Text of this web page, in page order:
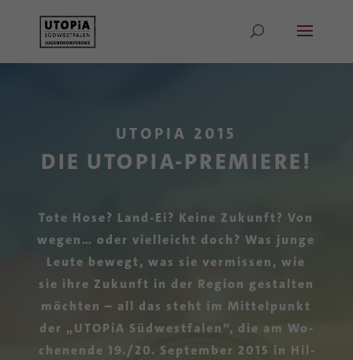
UTOPIA 2015
DIE UTOPIA-PREMIERE!
Tote Hose? Land-Ei? Kei­ne Zu­kunft? Von
we­gen… oder viel­leicht doch? Was jun­ge
Leu­te be­wegt, was sie ver­mis­sen, wie
sie ihre Zu­kunft in der Re­gi­on ge­stal­ten
möch­ten – all das steht im Mit­tel­punkt
der „UTO­PiA Süd­west­fa­len“, die am Wo­
chen­en­de 19./20. Sep­tem­ber 2015 in Hil­